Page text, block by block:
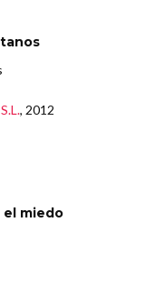
, 2012
el miedo